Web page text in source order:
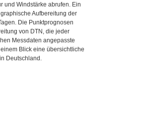
und Windstärke abrufen. Ein
Aufbereitung der
Die Punktprognosen
von DTN, die jeder
Messdaten angepasste
Blick eine übersichtliche
Deutschland.